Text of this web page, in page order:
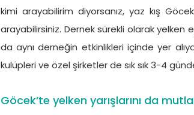
kimi arayabilirim diyorsanız, yaz kış
arayabilirsiniz. Dernek sürekli olarak
da aynı derneğin etkinlikleri içinde yer
kulüpleri ve özel şirketler de sık sık 3-4
Göcek’te yelken yarışlarını da